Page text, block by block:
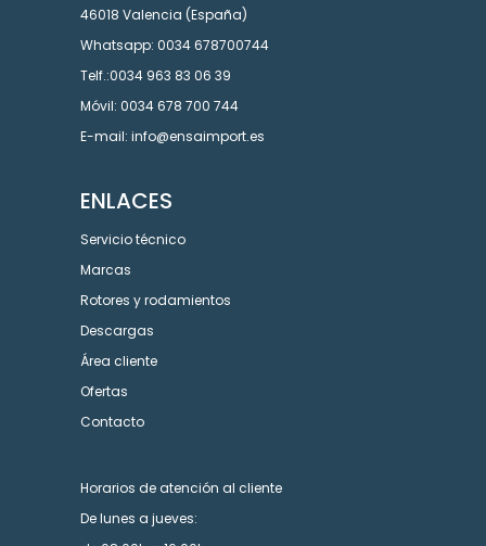
46018 Valencia (España)
Whatsapp: 0034 678700744
Telf.:0034 963 83 06 39
Móvil: 0034 678 700 744
E-mail: info@ensaimport.es
ENLACES
Servicio técnico
Marcas
Rotores y rodamientos
Descargas
Área cliente
Ofertas
Contacto
Horarios de atención al cliente
De lunes a jueves: